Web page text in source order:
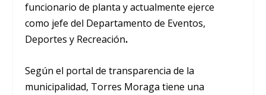
funcionario de planta y actualmente ejerce
como jefe del Departamento de Eventos,
Deportes y Recreación.
Según el portal de transparencia de la
municipalidad, Torres Moraga tiene una